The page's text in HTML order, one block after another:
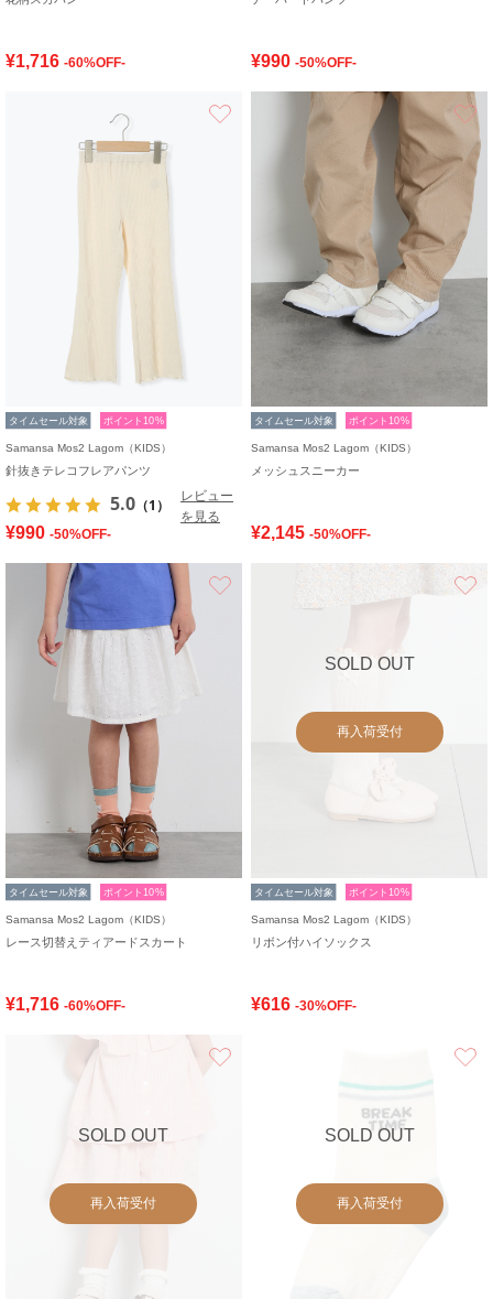
¥1,716 -60%OFF- ¥990 -50%OFF-
タイムセール対象 ポイント10%
Samansa Mos2 Lagom（KIDS）
針抜きテレコフレアパンツ
5.0 （1）
レビュー
を見る
¥990 -50%OFF-
タイムセール対象 ポイント10%
Samansa Mos2 Lagom（KIDS）
メッシュスニーカー
¥2,145 -50%OFF-
タイムセール対象 ポイント10%
Samansa Mos2 Lagom（KIDS）
レース切替えティアードスカート
¥1,716 -60%OFF-
SOLD OUT
再入荷受付
タイムセール対象 ポイント10%
Samansa Mos2 Lagom（KIDS）
リボン付ハイソックス
¥616 -30%OFF-
SOLD OUT
再入荷受付
SOLD OUT
再入荷受付